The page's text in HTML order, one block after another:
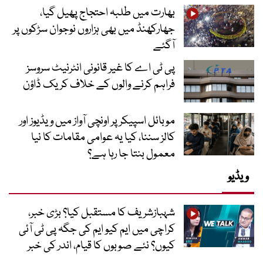
بھارت میں طلبہ احتجاج پھیل گیا،
جھارکھنڈ میں بھی ہزاروں نوجوان سڑکوں پر
آگئے
پی ٹی اے کا غیر قانونی انٹرنیٹ سروسز
فراہم کرنے والوں کے خلاف کریک ڈاؤن
موبائل اسپیکر پر اونچی آواز میں ویڈیوز اور
کالز سننا، کیا یہ عوامی مقامات کا نیا
معمول بنتا جا رہا ہے؟
ویڈیو
شہبازشریف کا مستقبل کیا؟ بڑی خبر،
کراچی میں ایم کیو ایم کی جگہ پی ٹی آئی
کیوں؟ نئے صوبوں کا قیام، اندر کی خبر